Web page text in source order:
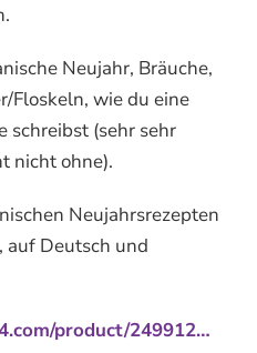
Neujahr, Bräuche,
Floskeln, wie du eine
schreibst (sehr sehr
nicht ohne).
Neujahrsrezepten
auf Deutsch und
product/249912…